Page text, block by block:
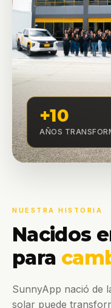
+10
AÑOS
NUESTRA HISTORIA
Nacidos
para
SunnyApp nació de
solar puede